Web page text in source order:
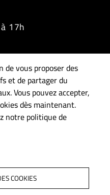
17h
sur-Briance|
|Roziers-Saint-
|Saint-Méard|
de vous proposer des
et de partager du
Vous pouvez accepter,
dès maintenant.
notre politique de
COOKIES
: Non conforme